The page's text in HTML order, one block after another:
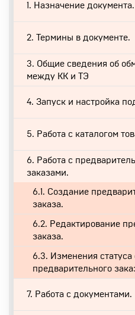
1. Назначение документа.
2. Термины в документе.
3. Общие сведения об
между КК и ТЭ
4. Запуск и настройка
5. Работа с каталогом
6. Работа с
заказами.
6.1. Создание
заказа.
6.2. Редактирование
заказа.
6.3. Изменения статуса
предварительного
7. Работа c документами.